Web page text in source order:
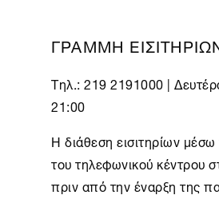
ΓΡΑΜΜΗ
Τηλ.: 219 2191000 |
21:00
Η διάθεση εισιτηρίων
του τηλεφωνικού κέντρου
πριν από την έναρξη της